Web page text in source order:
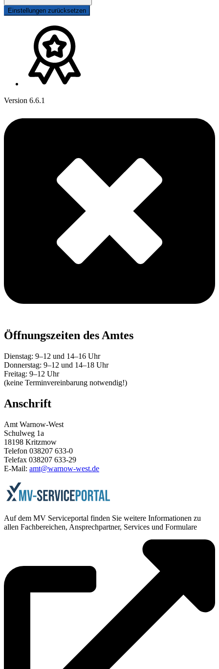
Einstellungen zurücksetzen
Version 6.6.1
Öffnungszeiten des Amtes
Dienstag: 9–12 und 14–16 Uhr
Donnerstag: 9–12 und 14–18 Uhr
Freitag: 9–12 Uhr
(keine Terminvereinbarung notwendig!)
Anschrift
Amt Warnow-West
Schulweg 1a
18198 Kritzmow
Telefon 038207 633-0
Telefax 038207 633-29
E-Mail: amt@warnow-west.de
Auf dem MV Serviceportal finden Sie weitere Informationen zu
allen Fachbereichen, Ansprechpartner, Services und Formulare